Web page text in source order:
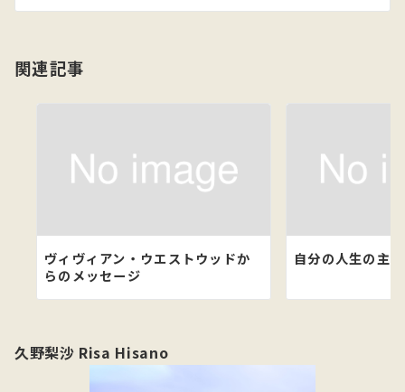
シ
ン
関連記事
ヴィヴィアン・ウエストウッドか
らのメッセージ
自分の人生の主
久野梨沙 Risa Hisano